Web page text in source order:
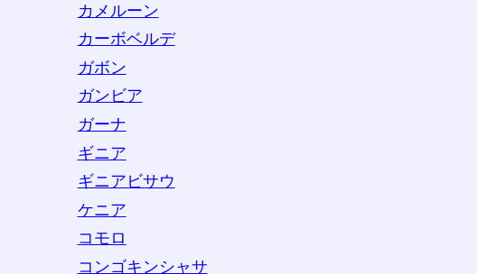
カメルーン
カーボベルデ
ガボン
ガンビア
ガーナ
ギニア
ギニアビサウ
ケニア
コモロ
コンゴキンシャサ